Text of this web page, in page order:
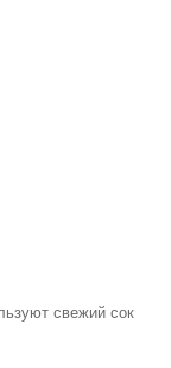
свежий сок